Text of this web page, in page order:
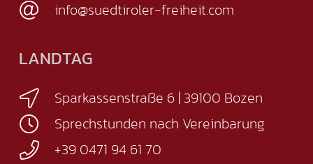
info@suedtiroler-freiheit.com
LANDTAG
Sparkassenstraße 6 | 39100 Bozen
Sprechstunden nach Vereinbarung
+39 0471 94 61 70